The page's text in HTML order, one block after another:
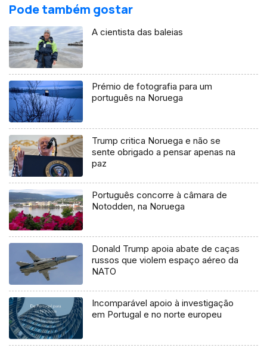
Pode também gostar
A cientista das baleias
Prémio de fotografia para um
português na Noruega
Trump critica Noruega e não se
sente obrigado a pensar apenas na
paz
Português concorre à câmara de
Notodden, na Noruega
Donald Trump apoia abate de caças
russos que violem espaço aéreo da
NATO
Incomparável apoio à investigação
em Portugal e no norte europeu